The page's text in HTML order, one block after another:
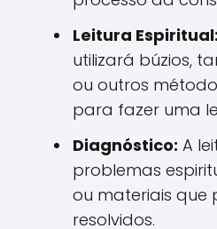
Leitura Espiritual:
utilizará búzios,
ou outros
para fazer uma
Diagnóstico: A
problemas
ou materiais que
resolvidos.